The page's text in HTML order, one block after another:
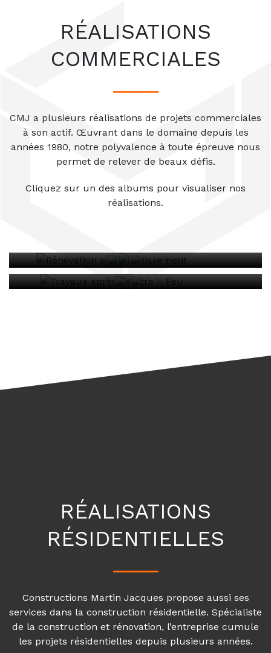
RÉALISATIONS
COMMERCIALES
CMJ a plusieurs réalisations de projets commerciales
à son actif. Œuvrant dans le domaine depuis les
années 1980, notre polyvalence à toute épreuve nous
permet de relever de beaux défis.
Cliquez sur un des albums pour visualiser nos
réalisations.
Travaux après sinistre – Feu
RÉALISATIONS
RÉSIDENTIELLES
Constructions Martin Jacques propose aussi ses
services dans la construction résidentielle. Spécialiste
de la construction et rénovation, l’entreprise cumule
les projets résidentielles depuis plusieurs années.